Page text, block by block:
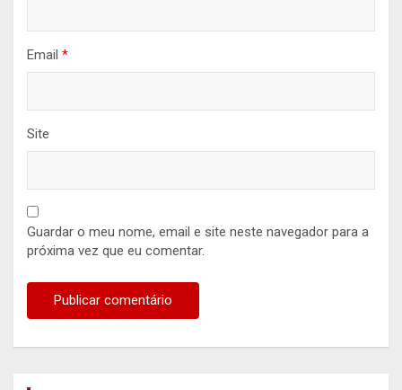
Email *
Site
Guardar o meu nome, email e site neste navegador para a
próxima vez que eu comentar.